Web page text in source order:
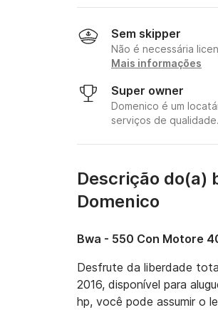
Sem skipper
Não é necessária
Mais informações
Super owner
Domenico é um
serviços de qualidade.
Descrição do(a)
Domenico
Bwa - 550 Con Motore
Desfrute da liberdade
2016, disponível para
hp, você pode assumir o